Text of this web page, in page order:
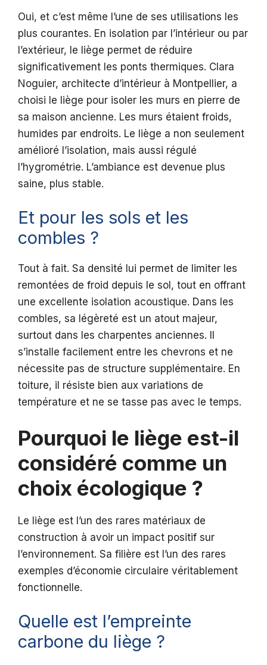
Oui, et c’est même l’une de ses utilisations les
plus courantes. En isolation par l’intérieur ou par
l’extérieur, le liège permet de réduire
significativement les ponts thermiques. Clara
Noguier, architecte d’intérieur à Montpellier, a
choisi le liège pour isoler les murs en pierre de
sa maison ancienne. Les murs étaient froids,
humides par endroits. Le liège a non seulement
amélioré l’isolation, mais aussi régulé
l’hygrométrie. L’ambiance est devenue plus
saine, plus stable.
Et pour les sols et les
combles ?
Tout à fait. Sa densité lui permet de limiter les
remontées de froid depuis le sol, tout en offrant
une excellente isolation acoustique. Dans les
combles, sa légèreté est un atout majeur,
surtout dans les charpentes anciennes. Il
s’installe facilement entre les chevrons et ne
nécessite pas de structure supplémentaire. En
toiture, il résiste bien aux variations de
température et ne se tasse pas avec le temps.
Pourquoi le liège est-il
considéré comme un
choix écologique ?
Le liège est l’un des rares matériaux de
construction à avoir un impact positif sur
l’environnement. Sa filière est l’un des rares
exemples d’économie circulaire véritablement
fonctionnelle.
Quelle est l’empreinte
carbone du liège ?